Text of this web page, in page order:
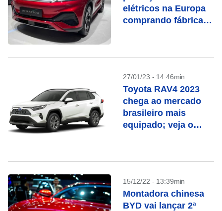
elétricos na Europa
comprando fábrica
27/01/23 - 14:46min
Toyota RAV4 2023
chega ao mercado
brasileiro mais
equipado; veja o
15/12/22 - 13:39min
Montadora chinesa
BYD vai lançar 2ª